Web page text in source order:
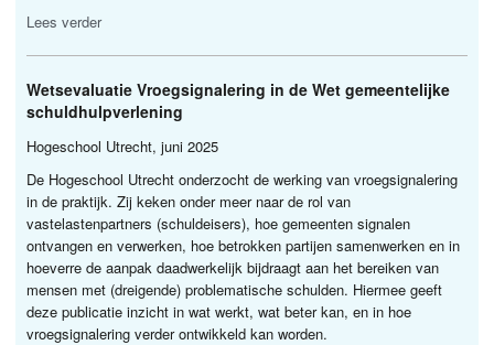
Lees verder
Wetsevaluatie Vroegsignalering in de Wet gemeentelijke
schuldhulpverlening
Hogeschool Utrecht, juni 2025
De Hogeschool Utrecht onderzocht de werking van vroegsignalering
in de praktijk. Zij keken onder meer naar de rol van
vastelastenpartners (schuldeisers), hoe gemeenten signalen
ontvangen en verwerken, hoe betrokken partijen samenwerken en in
hoeverre de aanpak daadwerkelijk bijdraagt aan het bereiken van
mensen met (dreigende) problematische schulden. Hiermee geeft
deze publicatie inzicht in wat werkt, wat beter kan, en in hoe
vroegsignalering verder ontwikkeld kan worden.